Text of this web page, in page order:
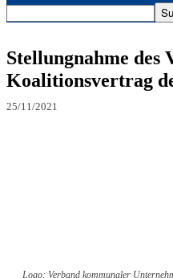
Stellungnahme des
Koalitionsvertrag
25/11/2021
Logo: Verband kommunaler